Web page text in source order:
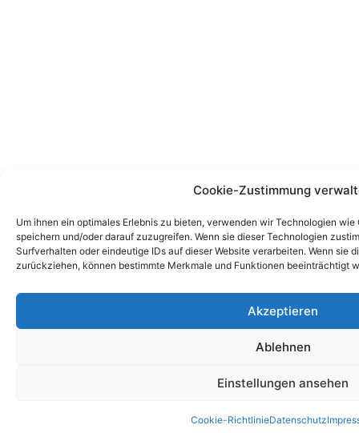
Cookie-Zustimmung
Um ihnen ein optimales Erlebnis zu bieten, verwenden wir Technologien
speichern und/oder darauf zuzugreifen. Wenn sie dieser Technologien
Surfverhalten oder eindeutige IDs auf dieser Website verarbeiten. Wenn sie
zurückziehen, können bestimmte Merkmale und Funktionen beeinträchtigt
Akzeptieren
Ablehnen
Einstellungen ansehen
Cookie-RichtlinieDatenschutz